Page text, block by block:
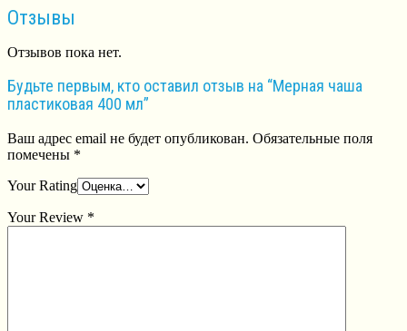
Отзывы
Отзывов пока нет.
Будьте первым, кто оставил отзыв на “Мерная чаша
пластиковая 400 мл”
Ваш адрес email не будет опубликован. Обязательные поля
помечены *
Your Rating
Your Review *